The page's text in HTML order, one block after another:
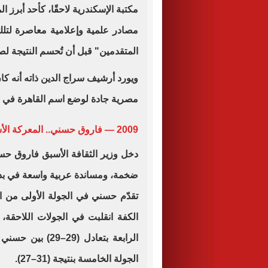
مكتبة الإسكندرية لاحقًا، كأحد
مصادر علمية وإعلامية معاصرة
المتقدمين" قبل أن تُحسم النتيجة
ويورد أرشيف سراج الدين ذاته أنه
مصرية جادة لوضع اسم القاهرة في
2009 — فاروق حسني.. المعركة الأشهر
ضخمة، ومساندة عربية واسعة في
تقدّم حسني في الجولة الأولى من
الكفة انقلبت في الجولات
الرابعة بتعادل
الجولة الخامسة بنتيجة (31–27).